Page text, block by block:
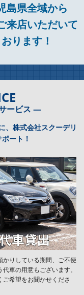
島県全域から
来店いただいて
おります！
ービス ―
、株式会社スクーデリ
ート！
かりしている期間、ご不便
代車の用意もございます。
ご希望をお聞かせくださ